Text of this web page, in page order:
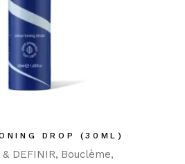
DROP (30ML)
& DEFINIR Bouclème